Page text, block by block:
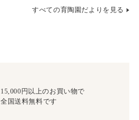
すべての育陶園だよりを見る
15,000円以上のお買い物で
全国送料無料です